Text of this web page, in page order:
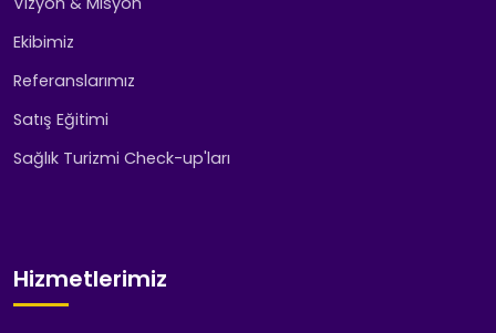
Ekibimiz
Referanslarımız
Satış Eğitimi
Sağlık Turizmi Check-up'ları
Hizmetlerimiz